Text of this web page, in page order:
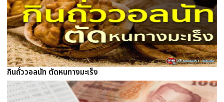
กินถั่ววอลนัท ตัดหนทางมะเร็ง